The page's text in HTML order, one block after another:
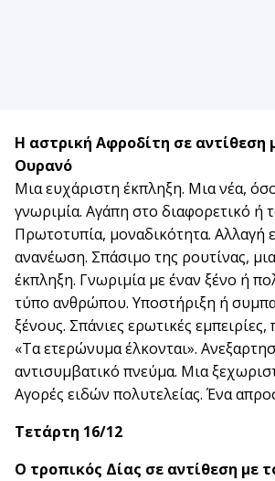
Η αστρική Αφροδίτη σε αντίθεση
Ουρανό
Μια ευχάριστη έκπληξη. Μια νέα,
γνωριμία. Αγάπη στο διαφορετικό ή
Πρωτοτυπία, μοναδικότητα. Αλλαγή
ανανέωση. Σπάσιμο της ρουτίνας,
έκπληξη. Γνωριμία με έναν ξένο ή
τύπο ανθρώπου. Υποστήριξη ή
ξένους. Σπάνιες ερωτικές εμπειρίες,
«Τα ετερώνυμα έλκονται».
αντισυμβατικό πνεύμα. Μια
Αγορές ειδών πολυτελείας. Ένα
Τετάρτη 16/12
Ο τροπικός Δίας σε αντίθεση με